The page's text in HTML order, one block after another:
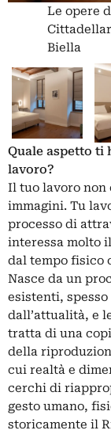
Le opere
Biella
Quale aspetto ti
lavoro?
Il tuo lavoro non
immagini. Tu
processo di
interessa molto
dal tempo fisico
Nasce da un
esistenti,
dall’attualità, e
tratta di una
della
cui realtà e
cerchi di
gesto umano,
storicamente il